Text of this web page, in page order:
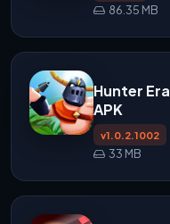
86.35 MB
Hunter Era
APK
v1.0.2.1002
33 MB